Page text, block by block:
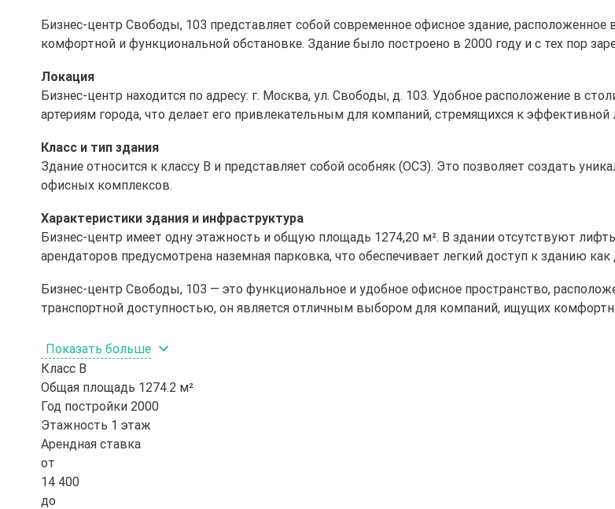
Бизнес-центр Свободы, 103 представляет собой современное офисное здание,
комфортной и функциональной обстановке. Здание было построено в 2000 году и с тех пор
Локация
Бизнес-центр находится по адресу: г. Москва, ул. Свободы, д. 103. Удобное расположение в
артериям города, что делает его привлекательным для компаний, стремящихся к
Класс и тип здания
Здание относится к классу B и представляет собой особняк (ОСЗ). Это позволяет создать
офисных комплексов.
Характеристики здания и инфраструктура
Бизнес-центр имеет одну этажность и общую площадь 1274,20 м². В здании отсутствуют
арендаторов предусмотрена наземная парковка, что обеспечивает легкий доступ к зданию
Бизнес-центр Свободы, 103 — это функциональное и удобное офисное пространство,
транспортной доступностью, он является отличным выбором для компаний, ищущих
Показать больше
Класс B
Общая площадь 1274.2 м²
Год постройки 2000
Этажность 1 этаж
Арендная ставка
от
14 400
до